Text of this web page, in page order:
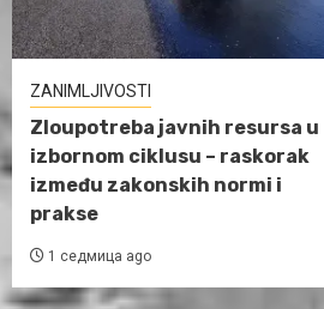
ZANIMLJIVOSTI
Zloupotreba javnih resursa u
izbornom ciklusu – raskorak
između zakonskih normi i
prakse
1 седмица ago